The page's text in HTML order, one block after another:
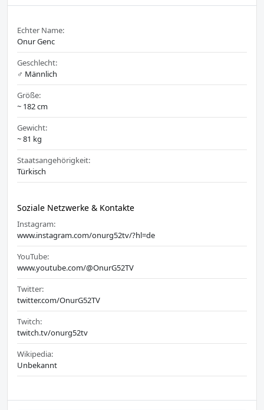
Echter Name:
Onur Genc
Geschlecht:
♂️ Männlich
Größe:
~ 182 cm
Gewicht:
~ 81 kg
Staatsangehörigkeit:
Türkisch
Soziale Netzwerke & Kontakte
Instagram:
www.instagram.com/onurg52tv/?hl=de
YouTube:
www.youtube.com/@OnurG52TV
Twitter:
twitter.com/OnurG52TV
Twitch:
twitch.tv/onurg52tv
Wikipedia:
Unbekannt